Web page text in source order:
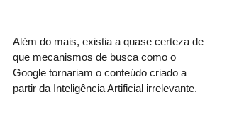
Além do mais, existia a quase certeza de
que mecanismos de busca como o
Google tornariam o conteúdo criado a
partir da Inteligência Artificial irrelevante.